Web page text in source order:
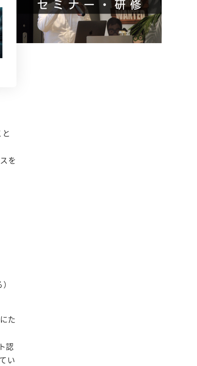
を
た
認
い